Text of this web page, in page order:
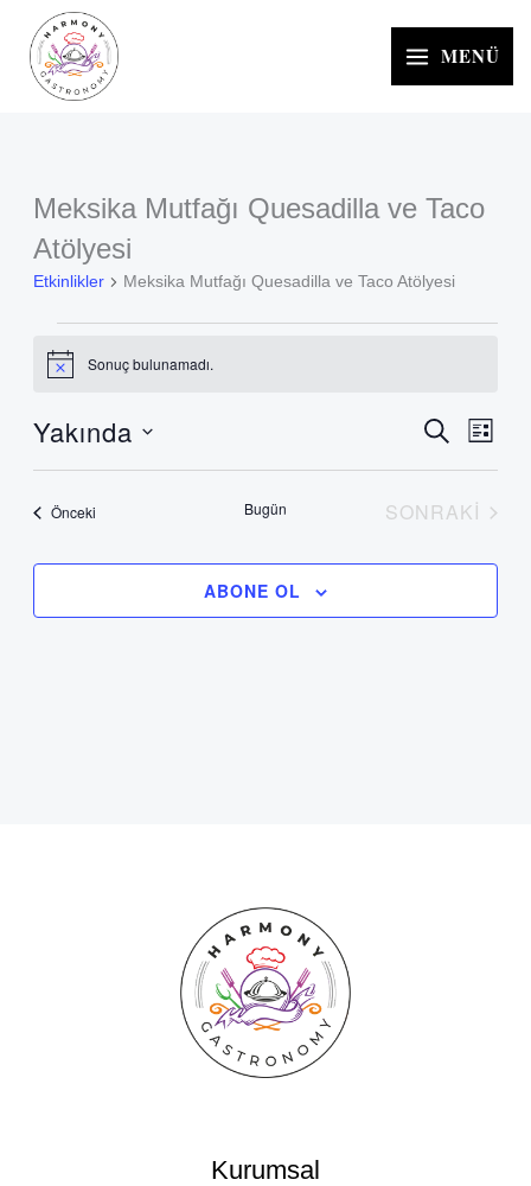
İçeriğe
MENÜ
Meksika Mutfağı Quesadilla ve Taco
Atölyesi
Etkinlikler Meksika Mutfağı Quesadilla ve Taco Atölyesi
Etkinlikler
NoticeSonuç bulunamadı.
Etkinlikler
gezinme
ARA
LISTE
Yakında
Tarih
seç.
Önceki Bugün
SONRAKI
ABONE OL
Kurumsal